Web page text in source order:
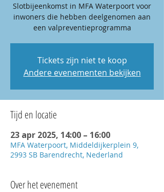
Slotbijeenkomst in MFA Waterpoort voor
inwoners die hebben deelgenomen aan
een valpreventieprogramma
Tickets zijn niet te koop
Andere evenementen bekijken
Tijd en locatie
23 apr 2025, 14:00 – 16:00
MFA Waterpoort, Middeldijkerplein 9,
2993 SB Barendrecht, Nederland
Over het evenement